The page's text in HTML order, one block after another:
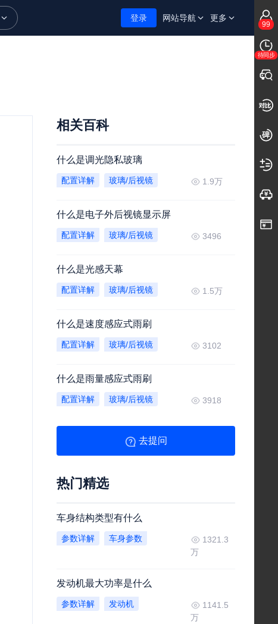
登录 网站导航 更多
相关百科
什么是调光隐私玻璃
配置详解 玻璃/后视镜 1.9万
什么是电子外后视镜显示屏
配置详解 玻璃/后视镜 3496
什么是光感天幕
配置详解 玻璃/后视镜 1.5万
什么是速度感应式雨刷
配置详解 玻璃/后视镜 3102
什么是雨量感应式雨刷
配置详解 玻璃/后视镜 3918
去提问
热门精选
车身结构类型有什么
参数详解 车身参数
1321.3
万
发动机最大功率是什么
参数详解 发动机
1141.5
万
99
待同步